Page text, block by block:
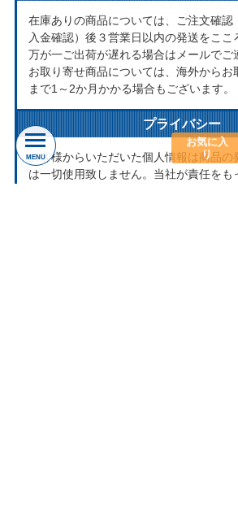
在庫ありの商品については、ご注文確認
入金確認）後３営業日以内の発送をここ
万が一ご出荷が遅れる場合はメールでご
お取り寄せ商品については、海外からお
まで1～2か月かかる場合もございます。
プライバシー
お客様からいただいた個人情報は商品の
は一切使用致しません。当社が責任をも
MENU
お気に入
り